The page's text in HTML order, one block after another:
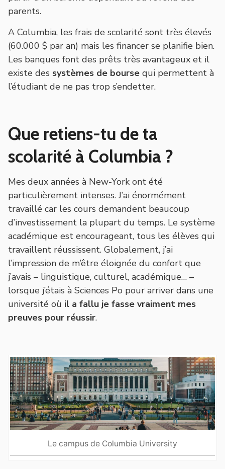
parents.
A Columbia, les frais de scolarité sont très élevés
(60.000 $ par an) mais les financer se planifie bien.
Les banques font des prêts très avantageux et il
existe des systèmes de bourse qui permettent à
l’étudiant de ne pas trop s’endetter.
Que retiens-tu de ta
scolarité à Columbia ?
Mes deux années à New-York ont été
particulièrement intenses. J’ai énormément
travaillé car les cours demandent beaucoup
d’investissement la plupart du temps. Le système
académique est encourageant, tous les élèves qui
travaillent réussissent. Globalement, j’ai
l’impression de m’être éloignée du confort que
j’avais – linguistique, culturel, académique… –
lorsque j’étais à Sciences Po pour arriver dans une
université où il a fallu je fasse vraiment mes
preuves pour réussir.
Le campus de Columbia University